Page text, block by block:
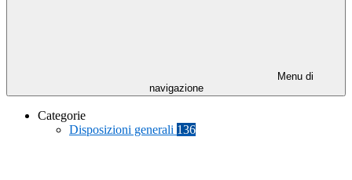
Menu di
navigazione
Categorie
Disposizioni generali 136